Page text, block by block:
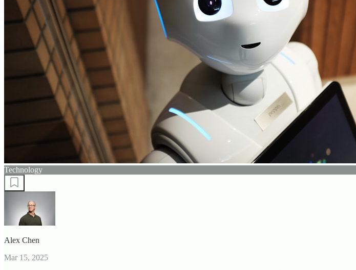
Technology
Alex Chen
Mar 15, 2025